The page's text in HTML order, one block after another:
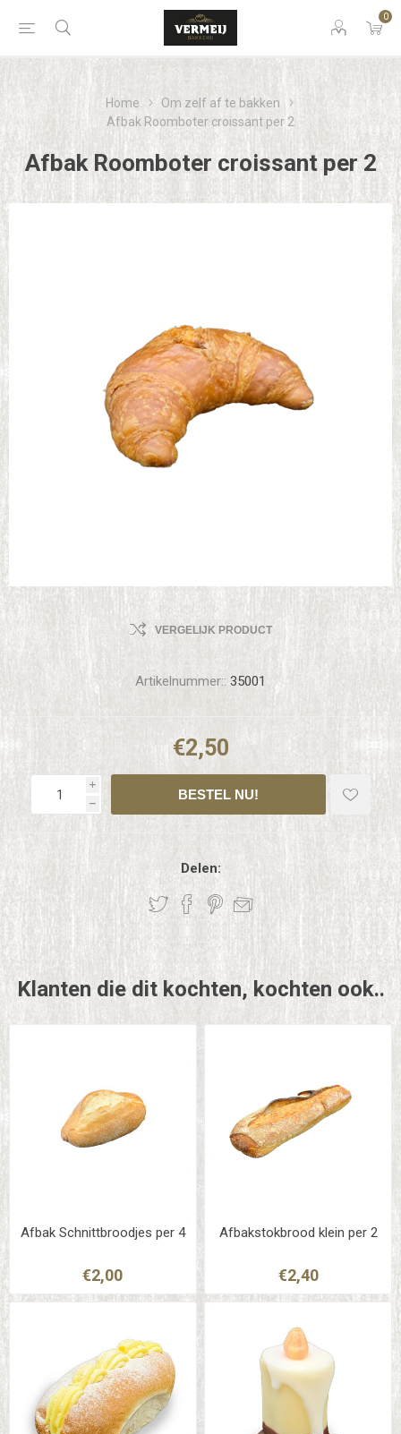
0
Home
Om zelf af te bakken
Afbak Roomboter croissant per 2
Afbak Roomboter croissant per 2
VERGELIJK PRODUCT
Artikelnummer:: 35001
€2,50
i
h
Delen:
Klanten die dit kochten, kochten ook..
Afbak Schnittbroodjes per 4
€2,00
Afbakstokbrood klein per 2
€2,40